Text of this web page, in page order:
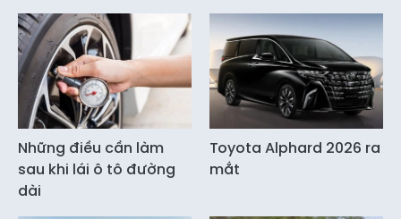
Những điều cần làm
sau khi lái ô tô đường
dài
Toyota Alphard 2026 ra
mắt